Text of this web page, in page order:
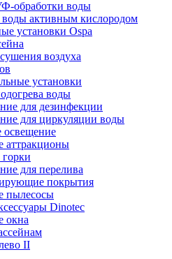
обработки воды
воды активным кислородом
установки Ospa
воздуха
установки
воды
для дезинфекции
для циркуляции воды
освещение
аттракционы
для перелива
покрытия
пылесосы
Dinotec
окна
II